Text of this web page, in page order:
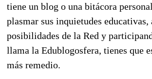
tiene un blog o una bitácora
plasmar sus inquietudes educativas,
posibilidades de la Red y
llama la Edublogosfera, tienes que
más remedio.